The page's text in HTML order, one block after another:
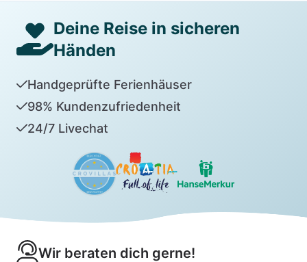
Deine Reise in sicheren
Händen
Handgeprüfte Ferienhäuser
98% Kundenzufriedenheit
24/7 Livechat
Wir beraten dich gerne!